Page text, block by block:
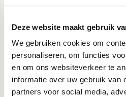
Deze website maakt gebruik
We gebruiken cookies om
personaliseren, om functies
en om ons websiteverkeer te
informatie over uw gebruik van
partners voor social media,
van de elektronisce
aan thermisch vermogen,
elektriciteitsverbruik te
Twee configureerbare
setpoints tijdens afkoeling,